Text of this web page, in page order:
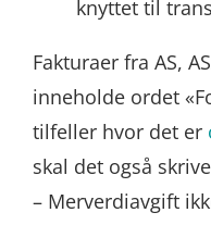
knyttet til
Fakturaer fra AS,
inneholde ordet
tilfeller hvor det er
skal det også
– Merverdiavgift